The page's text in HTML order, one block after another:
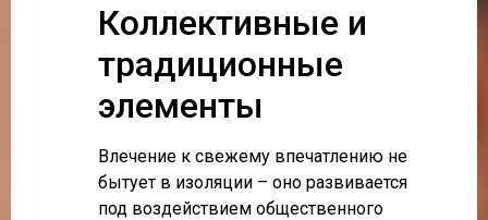
Коллективные и
традиционные
элементы
Влечение к свежему впечатлению не
бытует в изоляции – оно развивается
под воздействием общественного